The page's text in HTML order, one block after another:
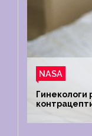
NASA
Гинекологи